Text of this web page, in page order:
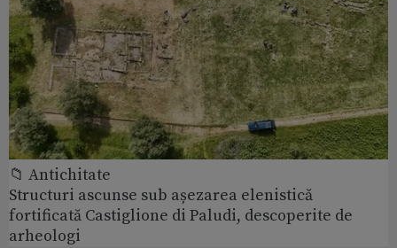
📁 Antichitate
Structuri ascunse sub așezarea elenistică
fortificată Castiglione di Paludi, descoperite de
arheologi